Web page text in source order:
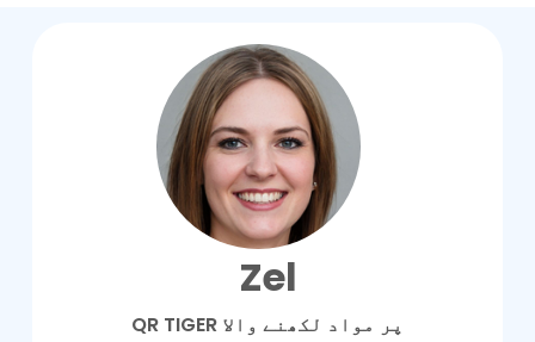
Zel
QR TIGER پر مواد لکھنے والا